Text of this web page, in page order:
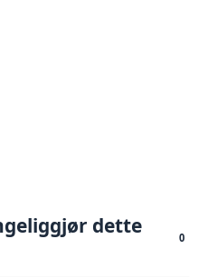
dette
0